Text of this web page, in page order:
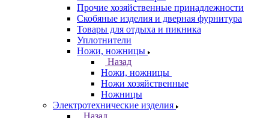
Прочие хозяйственные принадлежности
Скобяные изделия и дверная фурнитура
Товары для отдыха и пикника
Уплотнители
Ножи, ножницы
Назад
Ножи, ножницы
Ножи хозяйственные
Ножницы
Электротехнические изделия
Назад